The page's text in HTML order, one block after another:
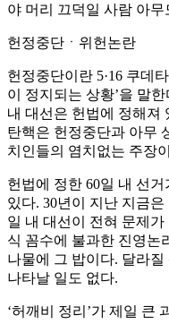
야 머리 끄덕일 사람 아무
헌정중단ㆍ위헌논란
헌정중단이란 5·16 쿠데
이 정지되는 상황’을 말
내 대선은 헌법에 정해져
탄핵은 헌정중단과 아무
치인들의 염치없는 주장
헌법에 정한 60일 내 선
있다. 30년이 지난 지금
일 내 대선이 전혀 문제
식 꼼수에 불과한 진영논
나물에 그 밥이다. 달라
나타날 일도 없다.
‘허깨비 정리’가 제일 큰